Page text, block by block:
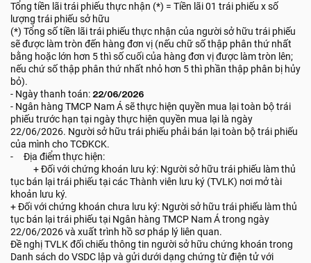
Tổng tiền lãi trái phiếu thực nhận (*) = Tiền lãi 01 trái phiếu x số
lượng trái phiếu sở hữu
(*) Tổng số tiền lãi trái phiếu thực nhận của người sở hữu trái phiếu
sẽ được làm tròn đến hàng đơn vị (nếu chữ số thập phân thứ nhất
bằng hoặc lớn hơn 5 thì số cuối của hàng đơn vị được làm tròn lên;
nếu chứ số thập phân thứ nhất nhỏ hơn 5 thì phần thập phân bị hủy
bỏ).
- Ngày thanh toán: 22/06/2026
- Ngân hàng TMCP Nam Á sẽ thực hiện quyền mua lại toàn bộ trái
phiếu trước hạn tại ngày thực hiện quyền mua lại là ngày
22/06/2026. Người sở hữu trái phiếu phải bán lại toàn bộ trái phiếu
của mình cho TCĐKCK.
- Địa điểm thực hiện:
+ Đối với chứng khoán lưu ký: Người sở hữu trái phiếu làm thủ
tục bán lại trái phiếu tại các Thành viên lưu ký (TVLK) nơi mở tài
khoản lưu ký.
+ Đối với chứng khoán chưa lưu ký: Người sở hữu trái phiếu làm thủ
tục bán lại trái phiếu tại Ngân hàng TMCP Nam Á trong ngày
22/06/2026 và xuất trình hồ sơ pháp lý liên quan.
Đề nghị TVLK đối chiếu thông tin người sở hữu chứng khoán trong
Danh sách do VSDC lập và gửi dưới dạng chứng từ điện tử với